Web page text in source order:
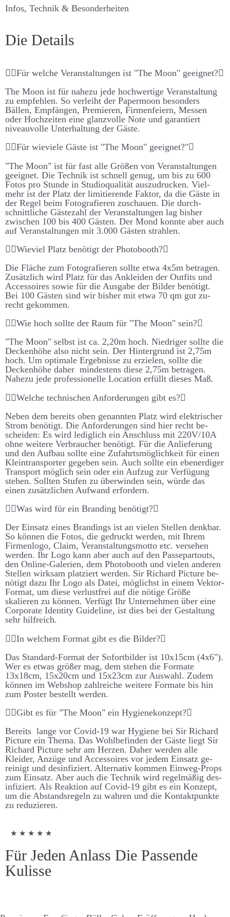
Infos, Technik & Besonderheiten
Die Details
Für welche Ver­an­stalt­ungen ist "The Moon" ge­eignet?
The Moon ist für nahe­zu jede hoch­­wert­ige Ver­­an­­stalt­­ung
zu emp­­fehlen. So ver­­leiht der Paper­­moon be­­sonders
Bällen, Emp­fängen, Premieren, Firmen­­feiern, Messen
oder Hoch­­zeiten eine glanz­volle Note und garant­iert
niveau­­volle Unter­­halt­­ung der Gäste.
Für wie­viele Gäste ist "The Moon" ge­eignet?"
"The Moon" ist für fast alle Größen von Ver­­an­­stalt­­ungen
ge­­eignet. Die Technik ist schnell genug, um bis zu 600
Fotos pro Stunde in Studio­­qualität aus­­zu­­drucken. Viel­­
mehr ist der Platz der limitierende Faktor, da die Gäste in
der Regel beim Foto­­grafieren zu­schauen. Die durch­­
schnitt­­liche Gäste­­zahl der Ver­­an­­stalt­­ungen lag bis­her
zwischen 100 bis 400 Gästen. Der Mond konnte aber auch
auf Ver­­an­stalt­­ungen mit 3.000 Gästen strahlen.
Wie­viel Platz be­nötigt der Photo­booth?
Die Fläche zum Foto­­graf­ieren sollte etwa 4x5m be­tragen.
Zu­­sätz­­lich wird Platz für das An­­kleiden der Out­­fits und
Accessoires sowie für die Aus­­gabe der Bilder be­­nötigt.
Bei 100 Gästen sind wir bis­her mit etwa 70 qm gut zu­­
recht ge­­kommen.
Wie hoch sollte der Raum für "The Moon" sein?
"The Moon" selbst ist ca. 2,20m hoch. Niedriger sollte die
Decken­­höhe also nicht sein. Der Hinter­­grund ist 2,75m
hoch. Um optimale Er­­geb­­nisse zu er­zielen, sollte die
Decken­­höhe daher mindestens diese 2,75m be­­tragen.
Nahe­­zu jede pro­­fessionelle Location er­­füllt dieses Maß.
Welche technischen Anforderungen gibt es?
Neben dem bereits oben ge­nannten Platz wird elektrischer
Strom be­nötigt. Die An­­forder­­ungen sind hier recht be­­
scheiden: Es wird ledig­lich ein An­schluss mit 220V/10A
ohne weitere Ver­braucher be­nötigt. Für die An­liefer­ung
und den Auf­bau sollte eine Zu­fahrts­möglich­keit für einen
Klein­trans­porter ge­geben sein. Auch sollte ein eben­erd­iger
Trans­port möglich sein oder ein Auf­zug zur Ver­füg­ung
stehen. Sollten Stufen zu über­winden sein, würde das
einen zu­sätz­lichen Auf­wand er­fordern.
Was wird für ein Brand­ing be­nötigt?
Der Ein­satz eines Brand­ings ist an vielen Stellen denk­bar.
So können die Fotos, die ge­druckt werden, mit Ihrem
Firmen­logo, Claim, Ver­an­stalt­ungs­motto etc. ver­sehen
werden. Ihr Logo kann aber auch auf den Passe­partouts,
den On­line-Galerien, dem Photo­booth und vielen anderen
Stellen wirk­sam platz­iert werden. Sir Richard Picture be­
nötigt dazu Ihr Logo als Datei, möglichst in einem Vektor-
Format, um diese ver­lust­frei auf die nötige Größe
skalieren zu können. Ver­fügt Ihr Unter­nehmen über eine
Corporate Identity Guide­line, ist dies bei der Ge­stalt­ung
sehr hilf­reich.
In welchem Format gibt es die Bilder?
Das Standard-Format der Sofort­bilder ist 10x15cm (4x6").
Wer es etwas größer mag, dem stehen die Formate
13x18cm, 15x20cm und 15x23cm zur Aus­wahl. Zudem
können im Web­shop zahl­reiche weitere Formate bis hin
zum Poster be­stellt werden.
Gibt es für "The Moon" ein Hygiene­konzept?
Bereits lange vor Covid-19 war Hygiene bei Sir Richard
Picture ein Thema. Das Wohl­be­finden der Gäste liegt Sir
Richard Picture sehr am Herzen. Daher werden alle
Kleider, An­züge und Accessoires vor jedem Ein­satz ge­
reinigt und des­infiz­iert. Alternativ kommen Ein­weg-Props
zum Ein­satz. Aber auch die Technik wird regel­mäßig des­
infiziert. Als Re­aktion auf Covid-19 gibt es ein Konzept,
um die Ab­stands­regeln zu wahren und die Kontakt­punkte
zu re­duzieren.
★ ★ ★ ★ ★
Für Jeden Anlass Die Passende
Kulisse